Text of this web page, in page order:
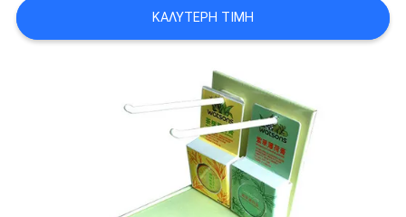
ΑΠΌΣΠΑΣΜΑΚΑΛΎΤΕΡΗ ΤΙΜΉ